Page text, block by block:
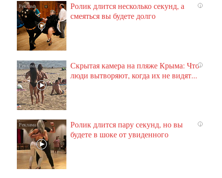
i
Ролик длится несколько секунд, а
смеяться вы будете долго
i
Скрытая камера на пляже Крыма: Что
люди вытворяют, когда их не видят...
i
Ролик длится пару секунд, но вы
будете в шоке от увиденного